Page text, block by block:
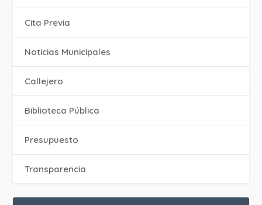
Cita Previa
‎Noticias Municipales
Callejero
Biblioteca Pública
Presupuesto
Transparencia